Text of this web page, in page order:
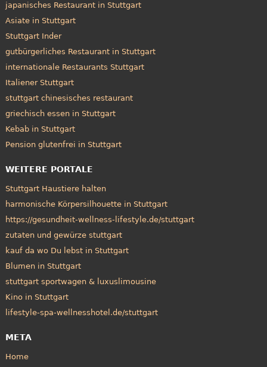
japanisches Restaurant in Stuttgart
Asiate in Stuttgart
Stuttgart Inder
gutbürgerliches Restaurant in Stuttgart
internationale Restaurants Stuttgart
Italiener Stuttgart
stuttgart chinesisches restaurant
griechisch essen in Stuttgart
Kebab in Stuttgart
Pension glutenfrei in Stuttgart
WEITERE PORTALE
Stuttgart Haustiere halten
harmonische Körpersilhouette in Stuttgart
https://gesundheit-wellness-lifestyle.de/stuttgart
zutaten und gewürze stuttgart
kauf da wo Du lebst in Stuttgart
Blumen in Stuttgart
stuttgart sportwagen & luxuslimousine
Kino in Stuttgart
lifestyle-spa-wellnesshotel.de/stuttgart
META
Home